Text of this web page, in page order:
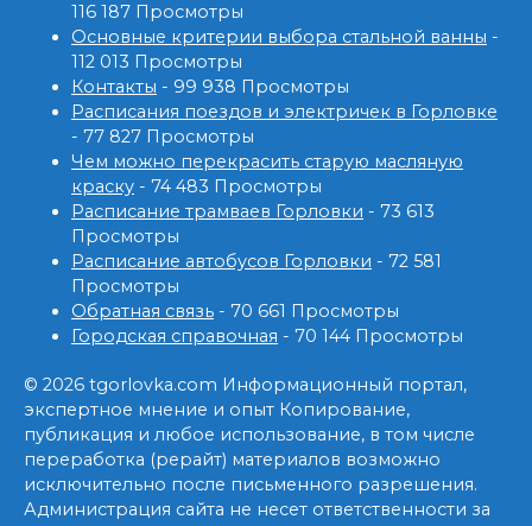
116 187 Просмотры
Основные критерии выбора стальной ванны -
112 013 Просмотры
Контакты - 99 938 Просмотры
Расписания поездов и электричек в Горловке
- 77 827 Просмотры
Чем можно перекрасить старую масляную
краску - 74 483 Просмотры
Расписание трамваев Горловки - 73 613
Просмотры
Расписание автобусов Горловки - 72 581
Просмотры
Обратная связь - 70 661 Просмотры
Городская справочная - 70 144 Просмотры
© 2026 tgorlovka.com Информационный портал,
экспертное мнение и опыт Копирование,
публикация и любое использование, в том числе
переработка (рерайт) материалов возможно
исключительно после письменного разрешения.
Администрация сайта не несет ответственности за